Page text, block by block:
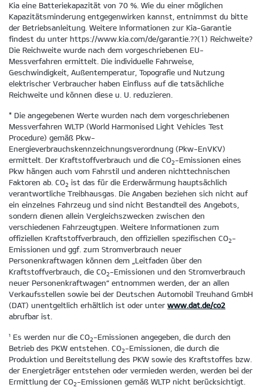
Kia eine Batteriekapazität von 70 %. Wie du einer möglichen
Kapazitätsminderung entgegenwirken kannst, entnimmst du bitte
der Betriebsanleitung. Weitere Informationen zur Kia-Garantie
findest du unter https://www.kia.com/de/garantie.??(1) Reichweite?
Die Reichweite wurde nach dem vorgeschriebenen EU-
Messverfahren ermittelt. Die individuelle Fahrweise,
Geschwindigkeit, Außentemperatur, Topografie und Nutzung
elektrischer Verbraucher haben Einfluss auf die tatsächliche
Reichweite und können diese u. U. reduzieren.
* Die angegebenen Werte wurden nach dem vorgeschriebenen
Messverfahren WLTP (World Harmonised Light Vehicles Test
Procedure) gemäß Pkw-
Energieverbrauchskennzeichnungsverordnung (Pkw-EnVKV)
ermittelt. Der Kraftstoffverbrauch und die CO2-Emissionen eines
Pkw hängen auch vom Fahrstil und anderen nichttechnischen
Faktoren ab. CO2 ist das für die Erderwärmung hauptsächlich
verantwortliche Treibhausgas. Die Angaben beziehen sich nicht auf
ein einzelnes Fahrzeug und sind nicht Bestandteil des Angebots,
sondern dienen allein Vergleichszwecken zwischen den
verschiedenen Fahrzeugtypen. Weitere Informationen zum
offiziellen Kraftstoffverbrauch, den offiziellen spezifischen CO2-
Emissionen und ggf. zum Stromverbrauch neuer
Personenkraftwagen können dem „Leitfaden über den
Kraftstoffverbrauch, die CO2-Emissionen und den Stromverbrauch
neuer Personenkraftwagen“ entnommen werden, der an allen
Verkaufsstellen sowie bei der Deutschen Automobil Treuhand GmbH
(DAT) unentgeltlich erhältlich ist oder unter www.dat.de/co2
abrufbar ist.
¹ Es werden nur die CO2-Emissionen angegeben, die durch den
Betrieb des PKW entstehen. CO2-Emissionen, die durch die
Produktion und Bereitstellung des PKW sowie des Kraftstoffes bzw.
der Energieträger entstehen oder vermieden werden, werden bei der
Ermittlung der CO2-Emissionen gemäß WLTP nicht berücksichtigt.